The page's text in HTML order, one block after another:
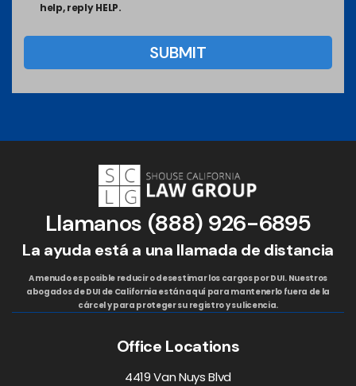
help, reply HELP.
Llamanos (888) 926-6895
La ayuda está a una llamada de distancia
A menudo es posible reducir o desestimar los cargos por DUI. Nuestros
abogados de DUI de California están aquí para mantenerlo fuera de la
cárcel y para proteger su registro y su licencia.
Office Locations
4419 Van Nuys Blvd